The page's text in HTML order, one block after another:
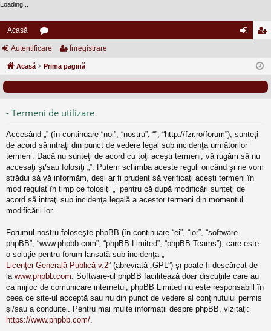
Loading...
Acasă
or
u eg
Autentificare Înregistrare
Acasă Prima pagină
- Termeni de utilizare
Accesând „” (în continuare “noi”, “nostru”, “”, “http://fzr.ro/forum”), sunteţi
de acord să intraţi din punct de vedere legal sub incidenţa următorilor
termeni. Dacă nu sunteţi de acord cu toţi aceşti termeni, vă rugăm să nu
accesaţi şi/sau folosiţi „”. Putem schimba aceste reguli oricând şi ne vom
strădui să vă informăm, deşi ar fi prudent să verificaţi aceşti termeni în
mod regulat în timp ce folosiţi „” pentru că după modificări sunteţi de
acord să intraţi sub incidenţa legală a acestor termeni din momentul
modificării lor.
Forumul nostru foloseşte phpBB (în continuare “ei”, “lor”, “software
phpBB”, “www.phpbb.com”, “phpBB Limited”, “phpBB Teams”), care este
o soluţie pentru forum lansată sub incidenţa „
Licenţei Generală Publică v.2” (abreviată „GPL”) şi poate fi descărcat de
la www.phpbb.com . Software-ul phpBB facilitează doar discuţiile care au
ca mijloc de comunicare internetul, phpBB Limited nu este responsabill în
ceea ce site-ul acceptă sau nu din punct de vedere al conţinutului permis
şi/sau a conduitei. Pentru mai multe informaţii despre phpBB, vizitaţi:
https://www.phpbb.com/